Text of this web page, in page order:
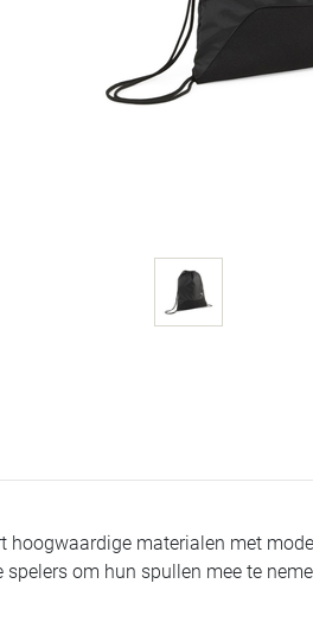
hoogwaardige materialen met
om hun spullen mee te